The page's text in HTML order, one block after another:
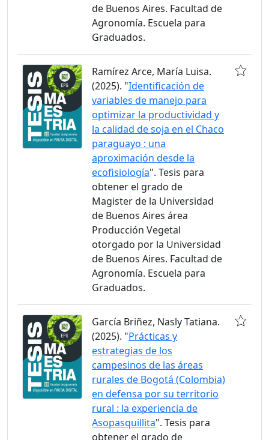
de Buenos Aires. Facultad de
Agronomía. Escuela para
Graduados.
Ramírez Arce, María Luisa.
(2025). "Identificación de
variables de manejo para
optimizar la productividad y
la calidad de soja en el Chaco
paraguayo : una
aproximación desde la
ecofisiología". Tesis para
obtener el grado de
Magister de la Universidad
de Buenos Aires área
Producción Vegetal
otorgado por la Universidad
de Buenos Aires. Facultad de
Agronomía. Escuela para
Graduados.
García Briñez, Nasly Tatiana.
(2025). "Prácticas y
estrategias de los
campesinos de las áreas
rurales de Bogotá (Colombia)
en defensa por su territorio
rural : la experiencia de
Asopasquillita". Tesis para
obtener el grado de